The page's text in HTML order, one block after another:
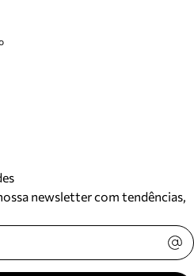
newsletter com tendências,